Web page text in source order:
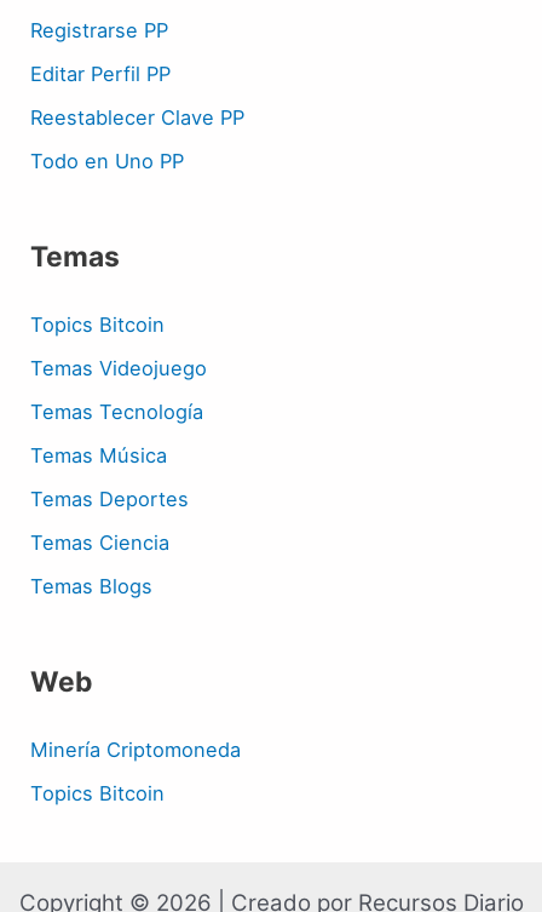
Registrarse PP
Editar Perfil PP
Reestablecer Clave PP
Todo en Uno PP
Temas
Topics Bitcoin
Temas Videojuego
Temas Tecnología
Temas Música
Temas Deportes
Temas Ciencia
Temas Blogs
Web
Minería Criptomoneda
Topics Bitcoin
Copyright © 2026 | Creado por Recursos Diario